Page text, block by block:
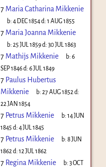
7 Maria Catharina Mikkenie
b:4 DEC 1854d:1 AUG 1855
7 Maria Joanna Mikkenie
b:25 JUL 1859d:30 JUL 1863
7 Mathijs Mikkenie b:6
SEP 1846d: 6 JUL 1849
7 Paulus Hubertus
Mikkenie
b:27 AUG 1852 d:
22 JAN 1854
7 Petrus Mikkenie b:14 JUN
1845 d: 4 JUL 1845
7 Petrus Mikkenie b:8 JUN
1862 d: 12 JUL 1862
7 Regina Mikkenie b:3 OCT